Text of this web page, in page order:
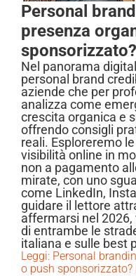
Personal
presenza
sponsorizzato?
Nel panorama
personal brand
aziende che per
analizza come
crescita organica e
offrendo consigli
reali. Esploreremo
visibilità online in
non a pagamento
mirate, con uno
come LinkedIn,
guidare il lettore
affermarsi nel
di entrambe le
italiana e sulle best
Leggi: Personal
o push sponsorizzato?